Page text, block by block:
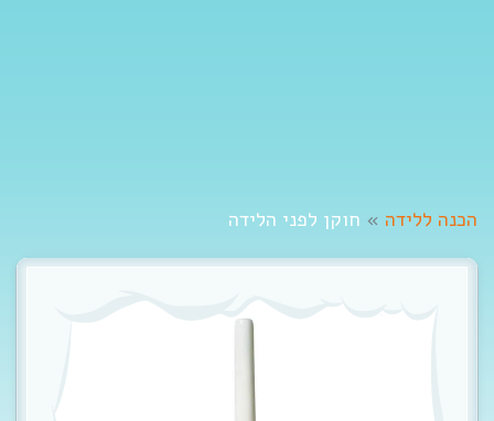
הכנה ללידה » חוקן לפני הלידה